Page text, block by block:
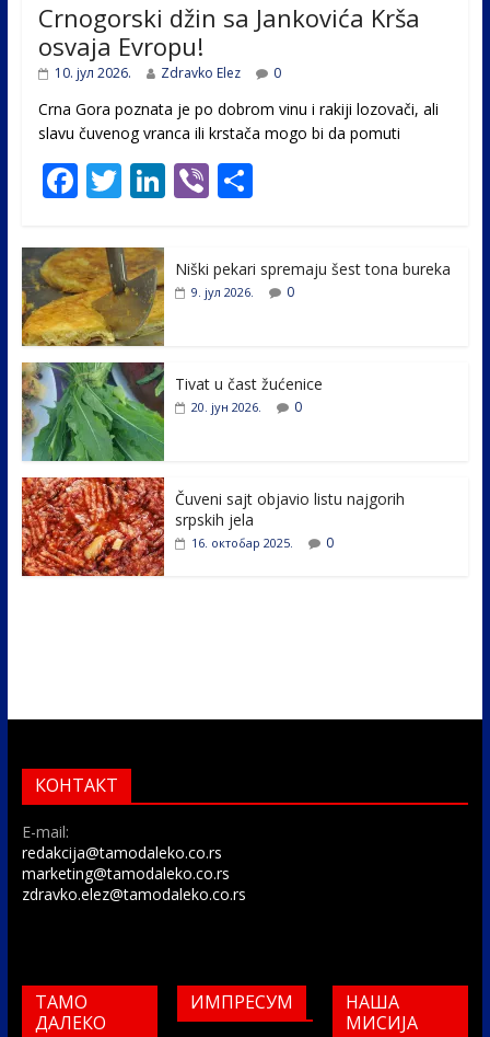
Crnogorski džin sa Jankovića Krša
osvaja Evropu!
10. јул 2026. Zdravko Elez 0
Crna Gora poznata je po dobrom vinu i rakiji lozovači, ali
slavu čuvenog vranca ili krstača mogo bi da pomuti
F
e
b
o
o
k
T
itt
er
Li
e
Vi
er
S
e
Niški pekari spremaju šest tona bureka
9. јул 2026. 0
Tivat u čast žućenice
20. јун 2026. 0
Čuveni sajt objavio listu najgorih
srpskih jela
16. октобар 2025. 0
КОНТАКТ
E-mail:
redakcija@tamodaleko.co.rs
marketing@tamodaleko.co.rs
zdravko.elez@tamodaleko.co.rs
ТАМО
ДАЛЕКО
ИМПРЕСУМ
НАША
МИСИЈА